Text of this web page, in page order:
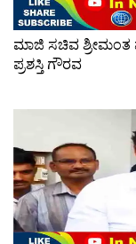
ಮಾಜಿ ಸಚಿವ ಶ್ರೀಮಂತ
ಪ್ರಶಸ್ತಿ ಗೌರವ